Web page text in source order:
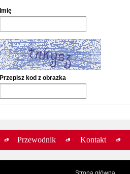
Imię
Przepisz kod z obrazka
Przewodnik Kontakt